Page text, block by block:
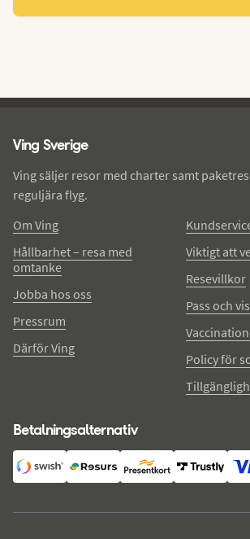
Ving Sverige
Ving säljer resor med charter samt
reguljära flyg.
Om Ving
Hållbarhet – resa med
omtanke
Jobba hos oss
Pressrum
Därför Ving
Viktigt att
Resevillkor
Pass och
Policy för
Betalningsalternativ